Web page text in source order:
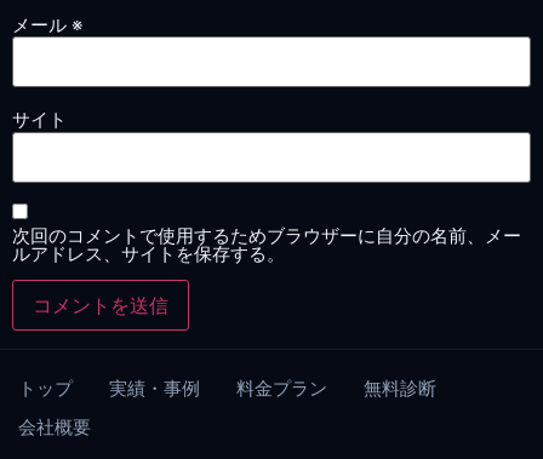
メール ※
サイト
次回のコメントで使用するためブラウザーに自分の名前、メー
ルアドレス、サイトを保存する。
トップ 実績・事例 料金プラン
無料診断
会社概要